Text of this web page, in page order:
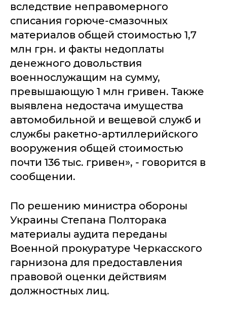
вследствие неправомерного
списания горюче-смазочных
материалов общей стоимостью 1,7
млн грн. и факты недоплаты
денежного довольствия
военнослужащим на сумму,
превышающую 1 млн гривен. Также
выявлена недостача имущества
автомобильной и вещевой служб и
службы ракетно-артиллерийского
вооружения общей стоимостью
почти 136 тыс. гривен», - говорится в
сообщении.
По решению министра обороны
Украины Степана Полторака
материалы аудита переданы
Военной прокуратуре Черкасского
гарнизона для предоставления
правовой оценки действиям
должностных лиц.